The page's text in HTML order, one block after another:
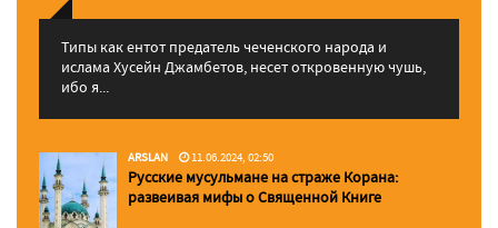
Типы как ентот предатель чеченского народа и
ислама Хусейн Джамбетов, несет откровенную чушь,
ибо я...
ARSLAN 11.06.2024, 02:50
Русские мусульмане на страже Корана:
pазвеивая мифы о Священной Книге